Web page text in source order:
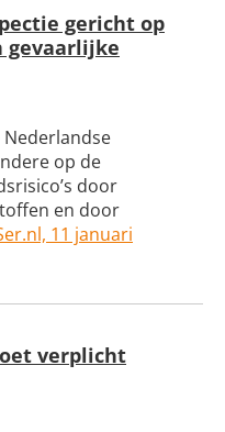
gericht op
gevaarlijke
op de
door
en door
11 januari
verplicht